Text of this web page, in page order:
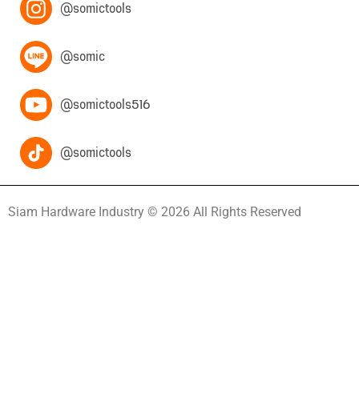
@somictools
@somic
@somictools516
@somictools
Siam Hardware Industry © 2026 All Rights Reserved